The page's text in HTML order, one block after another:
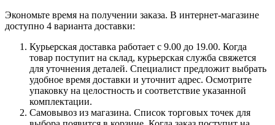
Экономьте время на получении заказа. В интернет-магазине
доступно 4 варианта доставки:
Курьерская доставка работает с 9.00 до 19.00. Когда
товар поступит на склад, курьерская служба свяжется
для уточнения деталей. Специалист предложит выбрать
удобное время доставки и уточнит адрес. Осмотрите
упаковку на целостность и соответствие указанной
комплектации.
Самовывоз из магазина. Список торговых точек для